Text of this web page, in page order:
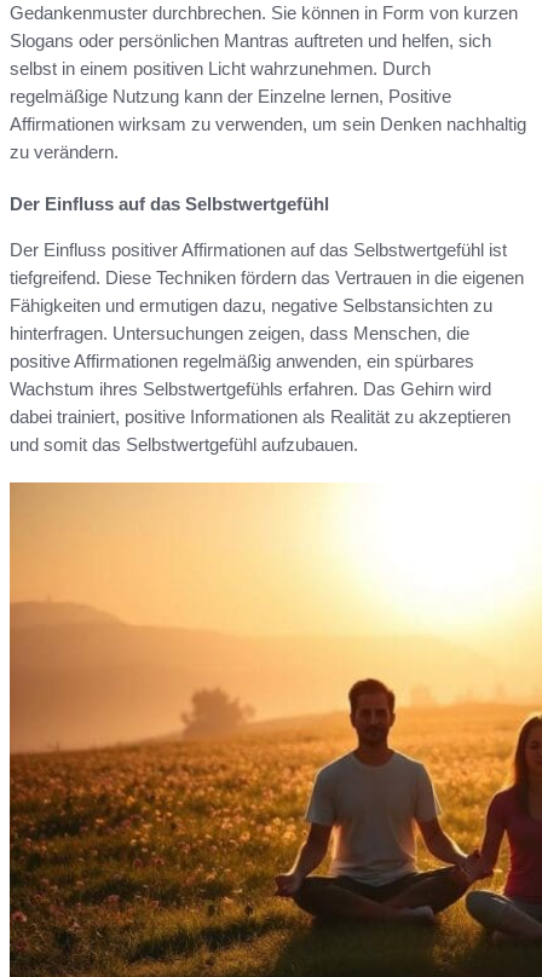
Gedankenmuster durchbrechen. Sie können in Form von kurzen
Slogans oder persönlichen Mantras auftreten und helfen, sich
selbst in einem positiven Licht wahrzunehmen. Durch
regelmäßige Nutzung kann der Einzelne lernen, Positive
Affirmationen wirksam zu verwenden, um sein Denken nachhaltig
zu verändern.
Der Einfluss auf das Selbstwertgefühl
Der Einfluss positiver Affirmationen auf das Selbstwertgefühl ist
tiefgreifend. Diese Techniken fördern das Vertrauen in die eigenen
Fähigkeiten und ermutigen dazu, negative Selbstansichten zu
hinterfragen. Untersuchungen zeigen, dass Menschen, die
positive Affirmationen regelmäßig anwenden, ein spürbares
Wachstum ihres Selbstwertgefühls erfahren. Das Gehirn wird
dabei trainiert, positive Informationen als Realität zu akzeptieren
und somit das Selbstwertgefühl aufzubauen.